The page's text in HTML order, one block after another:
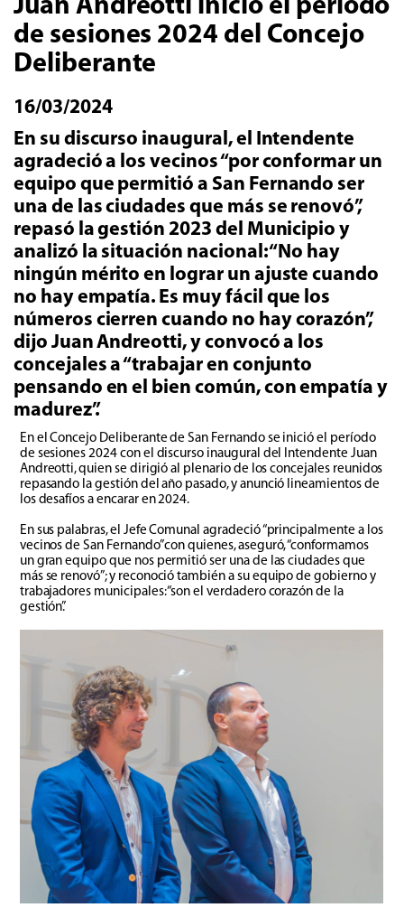
de sesiones 2024 del Concejo
Deliberante
16/03/2024
En su discurso inaugural, el Intendente
agradeció a los vecinos “por conformar un
equipo que permitió a San Fernando ser
una de las ciudades que más se renovó”,
repasó la gestión 2023 del Municipio y
analizó la situación nacional: “No hay
ningún mérito en lograr un ajuste cuando
no hay empatía. Es muy fácil que los
números cierren cuando no hay corazón”,
dijo Juan Andreotti, y convocó a los
concejales a “trabajar en conjunto
pensando en el bien común, con empatía y
madurez”.
En el Concejo Deliberante de San Fernando se inició el período
de sesiones 2024 con el discurso inaugural del Intendente Juan
Andreotti, quien se dirigió al plenario de los concejales reunidos
repasando la gestión del año pasado, y anunció lineamientos de
los desafíos a encarar en 2024.
En sus palabras, el Jefe Comunal agradeció “principalmente a los
vecinos de San Fernando” con quienes, aseguró, “conformamos
un gran equipo que nos permitió ser una de las ciudades que
más se renovó”; y reconoció también a su equipo de gobierno y
trabajadores municipales: “son el verdadero corazón de la
gestión”.